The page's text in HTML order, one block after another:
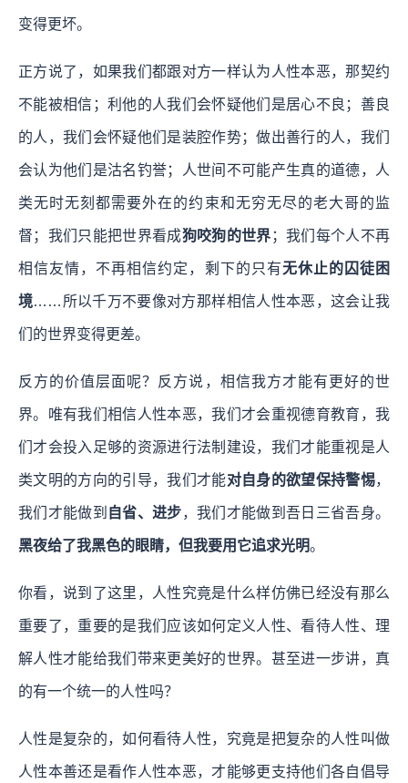
变得更坏。
正方说了，如果我们都跟对方一样认为人性本恶，那契约
不能被相信；利他的人我们会怀疑他们是居心不良；善良
的人，我们会怀疑他们是装腔作势；做出善行的人，我们
会认为他们是沽名钓誉；人世间不可能产生真的道德，人
类无时无刻都需要外在的约束和无穷无尽的老大哥的监
督；我们只能把世界看成狗咬狗的世界 ；我们每个人不再
相信友情，不再相信约定，剩下的只有无休止的囚徒困
境……所以千万不要像对方那样相信人性本恶，这会让我
们的世界变得更差。
反方的价值层面呢？反方说，相信我方才能有更好的世
界。唯有我们相信人性本恶，我们才会重视德育教育，我
们才会投入足够的资源进行法制建设，我们才能重视是人
类文明的方向的引导，我们才能对自身的欲望保持警惕，
我们才能做到 自省、进步，我们才能做到吾日三省吾身。
黑夜给了我黑色的眼睛，但我要用它追求光明。
你看，说到了这里，人性究竟是什么样仿佛已经没有那么
重要了，重要的是我们应该如何定义人性、看待人性、理
解人性才能给我们带来更美好的世界。甚至进一步讲，真
的有一个统一的人性吗？
人性是复杂的，如何看待人性，究竟是把复杂的人性叫做
人性本善还是看作人性本恶，才能够更支持他们各自倡导